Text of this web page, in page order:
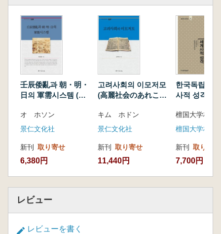
壬辰倭亂과 朝・明・
日의 軍需시스템 (壬
の軍需システム)
オ ホソン
景仁文化社
新刊 取り寄せ
6,380円
고려사회의 이모저모
(高麗社会のあれこ
キム ホドン
景仁文化社
新刊 取り寄せ
11,440円
한국독립운
사적 성격 (韓
檀国大学校出
新刊 取り寄せ
7,700円
レビュー
レビューを書く